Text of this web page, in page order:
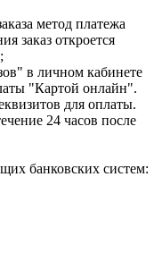
метод платежа
заказ откроется
в личном кабинете
"Картой онлайн".
для оплаты.
24 часов после
банковских систем: